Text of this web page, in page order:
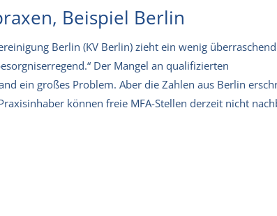
Beispiel Berlin
Berlin (KV Berlin) zieht ein wenig
Der Mangel an qualifizierten
ein großes Problem. Aber die Zahlen aus Berlin
können freie MFA-Stellen derzeit nicht